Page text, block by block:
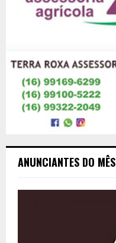
ANUNCIANTES DO MÊS